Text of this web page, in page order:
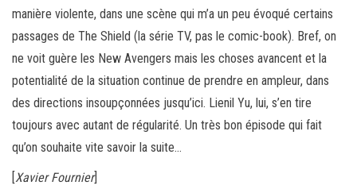
manière violente, dans une scène qui m’a un peu évoqué certains
passages de The Shield (la série TV, pas le comic-book). Bref, on
ne voit guère les New Avengers mais les choses avancent et la
potentialité de la situation continue de prendre en ampleur, dans
des directions insoupçonnées jusqu’ici. Lienil Yu, lui, s’en tire
toujours avec autant de régularité. Un très bon épisode qui fait
qu’on souhaite vite savoir la suite…
[Xavier Fournier]